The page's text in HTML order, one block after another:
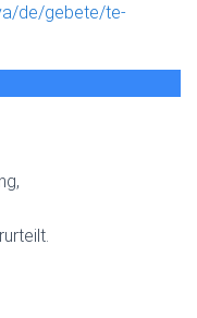
de/gebete/te-